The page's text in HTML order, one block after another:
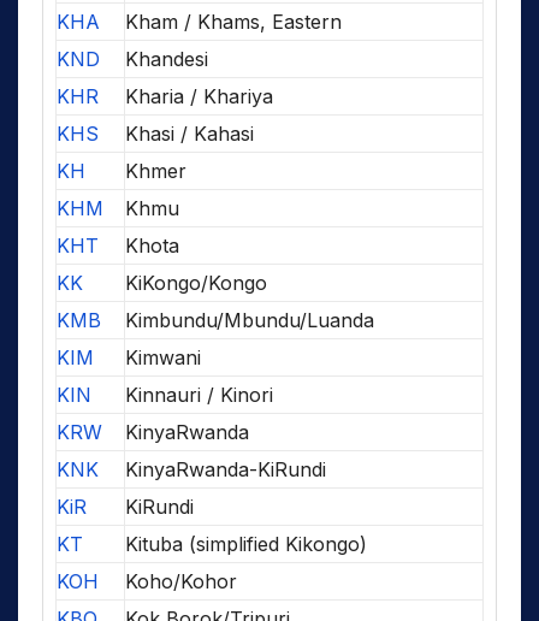
KHA
Kham / Khams, Eastern
KND
Khandesi
KHR
Kharia / Khariya
KHS
Khasi / Kahasi
KH
Khmer
KHM
Khmu
KHT
Khota
KK
KiKongo/Kongo
KMB
Kimbundu/Mbundu/Luanda
KIM
Kimwani
KIN
Kinnauri / Kinori
KRW
KinyaRwanda
KNK
KinyaRwanda-KiRundi
KiR
KiRundi
KT
Kituba (simplified Kikongo)
KOH
Koho/Kohor